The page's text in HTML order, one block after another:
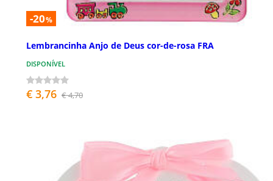
-20%
Lembrancinha Anjo de Deus cor-de-rosa FRA
DISPONÍVEL
€ 3,76 € 4,70